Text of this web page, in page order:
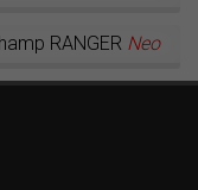
RANGER Neo